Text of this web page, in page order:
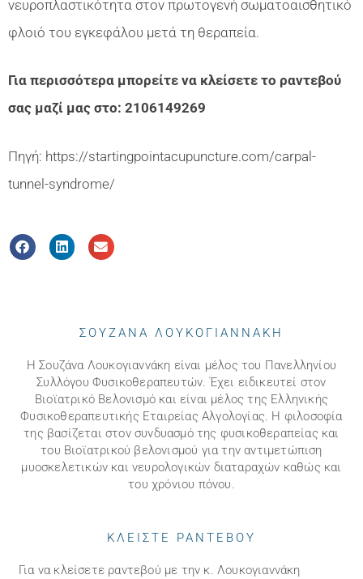
νευροπλαστικότητα στον πρωτογενή σωματοαισθητικό
φλοιό του εγκεφάλου μετά τη θεραπεία.
Για περισσότερα μπορείτε να κλείσετε το ραντεβού
σας μαζί μας στο: 2106149269
Πηγή: https://startingpointacupuncture.com/carpal-
tunnel-syndrome/
ΣΟΥΖΑΝΑ ΛΟΥΚΟΓΙΑΝΝΑΚΗ
Η Σουζάνα Λουκογιαννάκη είναι μέλος του Πανελληνίου
Συλλόγου Φυσικοθεραπευτών. Έχει ειδικευτεί στον
Βιοϊατρικό Βελονισμό και είναι μέλος της Ελληνικής
Φυσικοθεραπευτικής Εταιρείας Αλγολογίας. Η φιλοσοφία
της βασίζεται στον συνδυασμό της φυσικοθεραπείας και
του Βιοϊατρικού βελονισμού για την αντιμετώπιση
μυοσκελετικών και νευρολογικών διαταραχών καθώς και
του χρόνιου πόνου.
ΚΛΕΙΣΤΕ ΡΑΝΤΕΒΟΥ
Για να κλείσετε ραντεβού με την κ. Λουκογιαννάκη